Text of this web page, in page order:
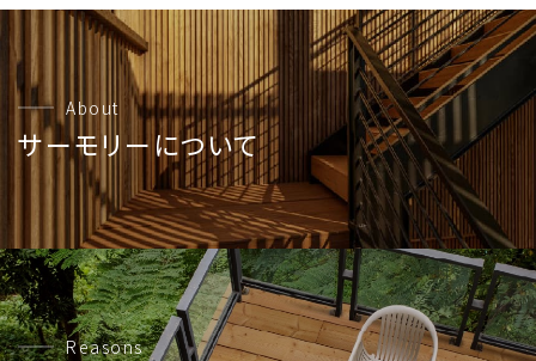
About
サーモリーについて
Reasons